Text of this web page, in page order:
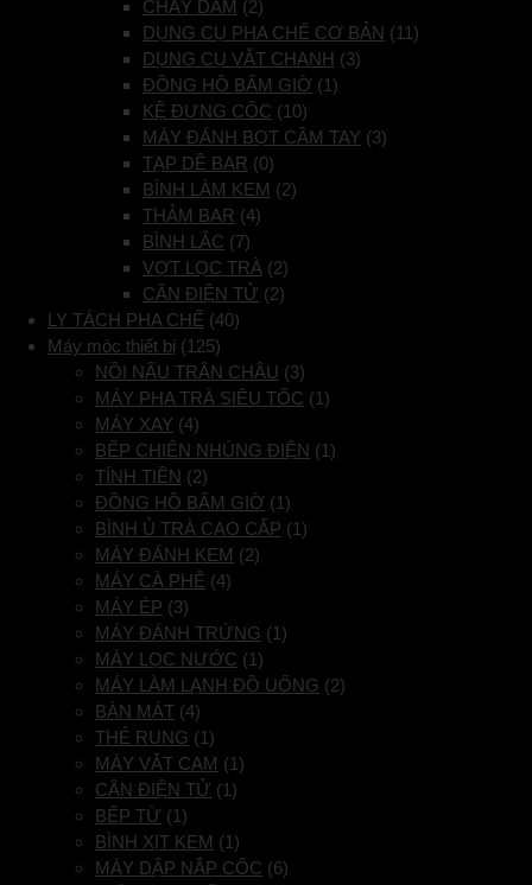
CHÀY DẦM (2)
DỤNG CỤ PHA CHẾ CƠ BẢN (11)
DỤNG CỤ VẮT CHANH (3)
ĐỒNG HỒ BẤM GIỜ (1)
KỆ ĐỰNG CỐC (10)
MÁY ĐÁNH BỌT CẦM TAY (3)
TẠP DỀ BAR (0)
BÌNH LÀM KEM (2)
THẢM BAR (4)
BÌNH LẮC (7)
VỢT LỌC TRÀ (2)
CÂN ĐIỆN TỬ (2)
LY TÁCH PHA CHẾ (40)
Máy móc thiết bị (125)
NỒI NẤU TRÂN CHÂU (3)
MÁY PHA TRÀ SIÊU TỐC (1)
MÁY XAY (4)
BẾP CHIÊN NHÚNG ĐIỆN (1)
TÍNH TIỀN (2)
ĐỒNG HỒ BẤM GIỜ (1)
BÌNH Ủ TRÀ CAO CẤP (1)
MÁY ĐÁNH KEM (2)
MÁY CÀ PHÊ (4)
MÁY ÉP (3)
MÁY ĐÁNH TRỨNG (1)
MÁY LỌC NƯỚC (1)
MÁY LÀM LẠNH ĐỒ UỐNG (2)
BÀN MÁT (4)
THẺ RUNG (1)
MÁY VẮT CAM (1)
CÂN ĐIỆN TỬ (1)
BẾP TỪ (1)
BÌNH XỊT KEM (1)
MÁY DẬP NẮP CỐC (6)